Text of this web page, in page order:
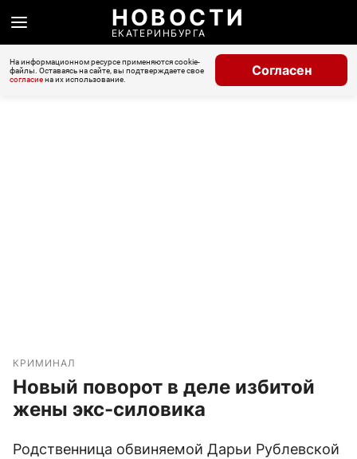
НОВОСТИ
ЕКАТЕРИНБУРГА
На информационном ресурсе применяются cookie-
файлы. Оставаясь на сайте, вы подтверждаете свое
согласиена их использование.
Согласен
КРИМИНАЛ
Новый поворот в деле избитой
жены экс-силовика
Родственница обвиняемой Дарьи Рублевской